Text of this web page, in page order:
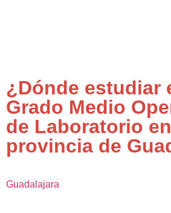
¿Dónde estudiar
Grado Medio
de Laboratorio
provincia de
Guadalajara